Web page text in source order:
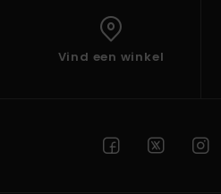
Vind een winkel